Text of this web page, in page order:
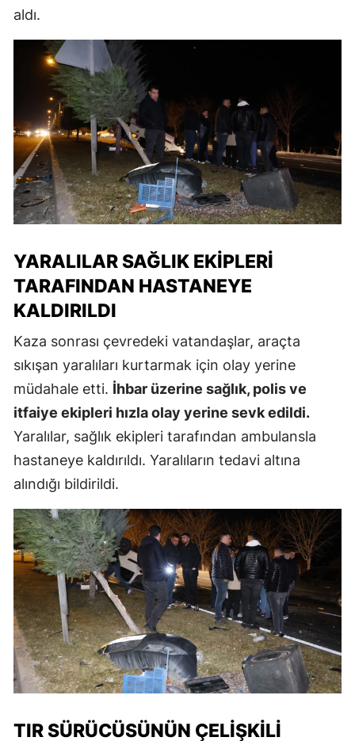
aldı.
YARALILAR SAĞLIK EKIPLERI
TARAFINDAN HASTANEYE
KALDIRILDI
Kaza sonrası çevredeki vatandaşlar, araçta
sıkışan yaralıları kurtarmak için olay yerine
müdahale etti. İhbar üzerine sağlık, polis ve
itfaiye ekipleri hızla olay yerine sevk edildi.
Yaralılar, sağlık ekipleri tarafından ambulansla
hastaneye kaldırıldı. Yaralıların tedavi altına
alındığı bildirildi.
TIR SÜRÜCÜSÜNÜN ÇELIŞKILI